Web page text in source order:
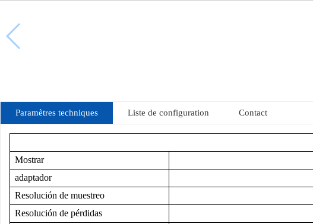
Paramètres techniques Liste de configuration Contact
Mostrar
adaptador
Resolución de muestreo
Resolución de pérdidas